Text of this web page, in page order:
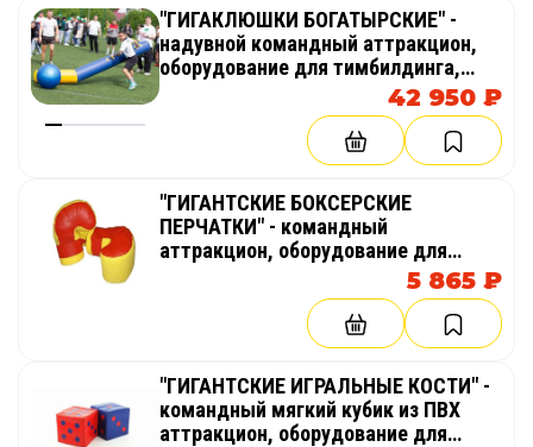
"ГИГАКЛЮШКИ БОГАТЫРСКИЕ" -
надувной командный аттракцион,
оборудование для тимбилдинга,
праздника, корпоратива,
соревнований, веселых стартов,
42 950 ₽
"ГИГАНТСКИЕ БОКСЕРСКИЕ
ПЕРЧАТКИ" - командный
аттракцион, оборудование для
корпоратива, соревнований,
веселых стартов, эстафет
5 865 ₽
"ГИГАНТСКИЕ ИГРАЛЬНЫЕ КОСТИ" -
командный мягкий кубик из ПВХ
аттракцион, оборудование для